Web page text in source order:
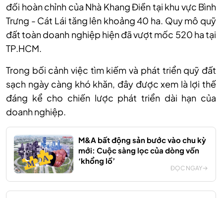
đối hoàn chỉnh của Nhà Khang Điền tại khu vực Bình
Trưng - Cát Lái tăng lên khoảng 40 ha. Quy mô quỹ
đất toàn doanh nghiệp hiện đã vượt mốc 520 ha tại
TP.HCM.
Trong bối cảnh việc tìm kiếm và phát triển quỹ đất
sạch ngày càng khó khăn, đây được xem là lợi thế
đáng kể cho chiến lược phát triển dài hạn của
doanh nghiệp.
ĐỌC NGAY
M&A bất động sản bước vào chu kỳ
mới: Cuộc sàng lọc của dòng vốn
‘khổng lồ’